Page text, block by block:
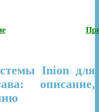
Inion для
описание,